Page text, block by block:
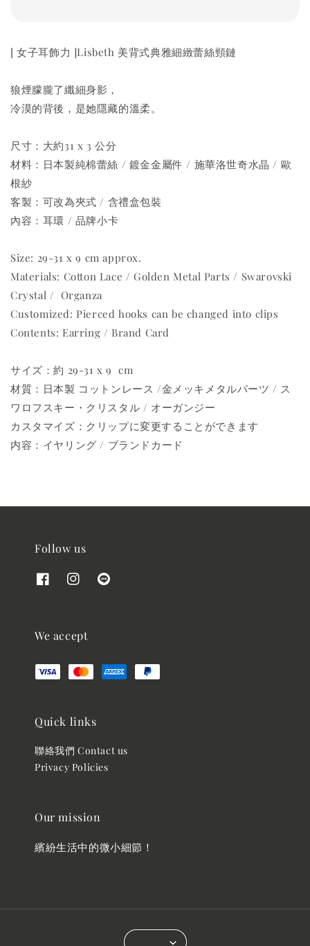
[ 女子耳飾力 ]Lisbeth 美背式典雅細緻蕾絲頸鏈
狼煙朦朧了纖細身影，
冷漠的背後，是她隱藏的溫柔。
尺寸：大約31 x 3 公分
材料：日本製純棉蕾絲 / 鍍金金屬件 / 施華洛世奇水晶 / 歐
根紗
客製：可改為夾式 / 含禮盒包裝
內容：耳環 / 品牌小卡
Size: 29-31 x 9 cm approx.
Materials: Cotton Lace / Golden Metal Parts / Swarovski
Crystal / Organza
Customized: Pierced hooks can be changed into clips
Contents: Earring / Brand Card
サイズ：約 29-31 x 9 cm
材質：日本製 コットンレース /金メッキメタルパーツ / ス
ワロフスキー・クリスタル / オーガンジー
カスタマイズ：クリップに変更することができます
内容：イヤリング / ブランドカード
Follow us
We accept
Quick links
聯絡我們 Contact us
Privacy Policies
Our mission
繽紛生活中的微小細節！